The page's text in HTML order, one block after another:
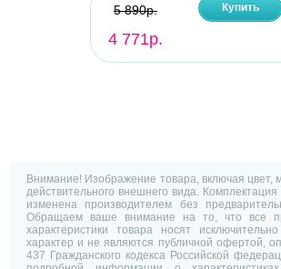
5 890р.
4 771р.
Купить
Внимание! Изображение товара, включая цвет,
действительного внешнего вида.
изменена производителем без
Обращаем ваше внимание на то, что все
характеристики товара носят
характер и не являются публичной офертой,
437 Гражданского кодекса Российской